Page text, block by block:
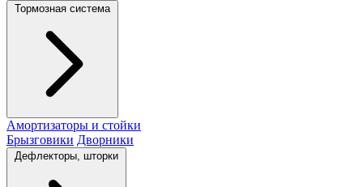
Тормозная система
Амортизаторы и стойки
Брызговики Дворники
Дефлекторы, шторки